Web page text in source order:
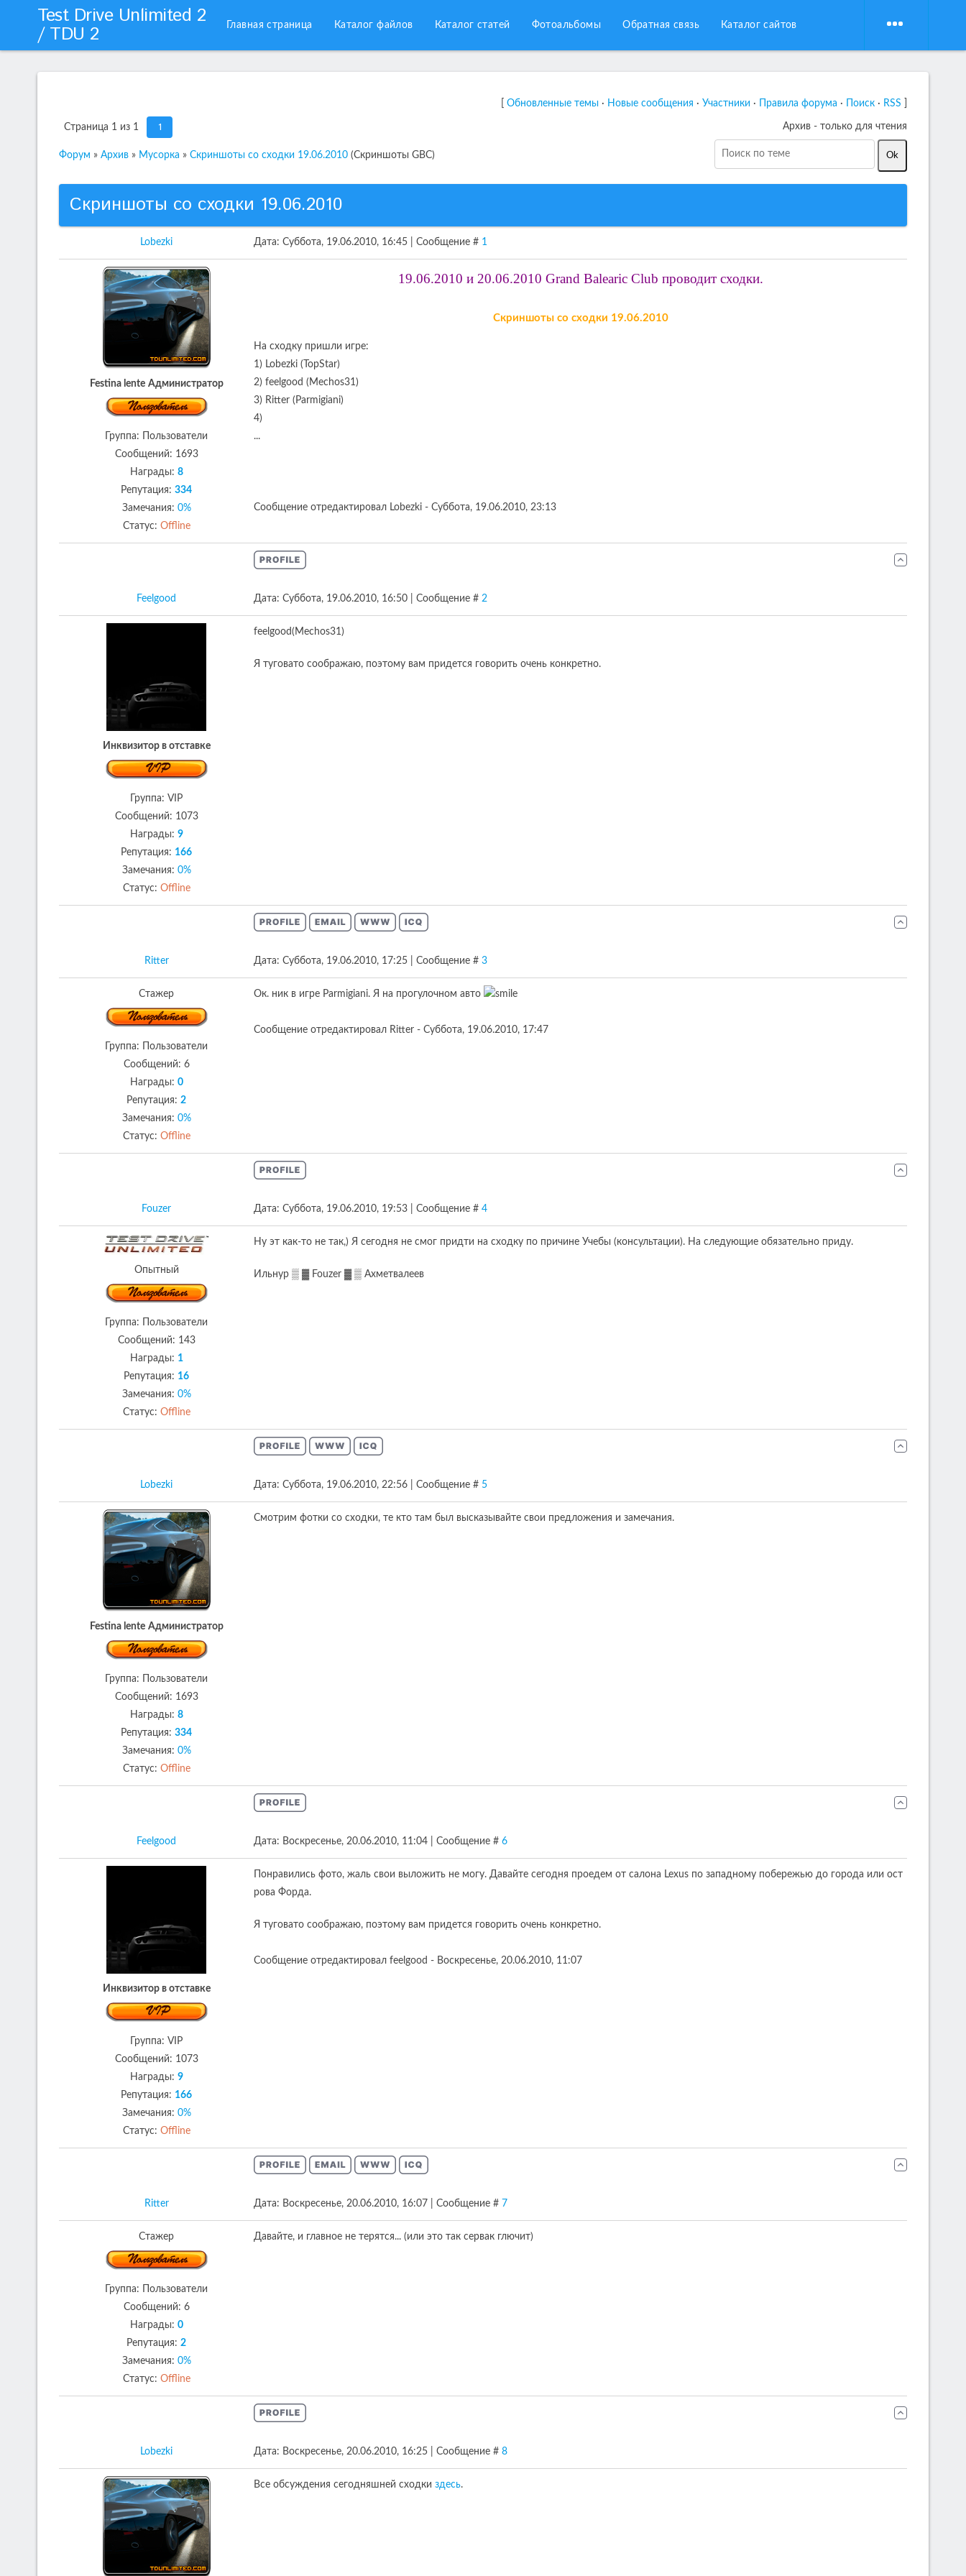
Test Drive Unlimited 2
/ TDU 2 Главная страница Каталог файлов Каталог статей Фотоальбомы Обратная связь Каталог сайтов
Обновленные темы · Новые сообщения · Участники · Правила форума · Поиск · RSS
Страница 1 из 1 1 Архив - только для чтения
Форум » Архив » Мусорка » Скриншоты со сходки 19.06.2010 (Скриншоты GBC)
Скриншоты со сходки 19.06.2010
Lobezki Дата: Суббота, 19.06.2010, 16:45 | Сообщение # 1
Festina lente Администратор
Группа: Пользователи
Сообщений: 1693
Награды: 8
Репутация: 334
Замечания: 0%
Статус: Offline
19.06.2010 и 20.06.2010 Grand Balearic Club проводит сходки.
Скриншоты со сходки 19.06.2010
На сходку пришли игре:
1) Lobezki (TopStar)
2) feelgood (Mechos31)
3) Ritter (Parmigiani)
4)
...
Сообщение отредактировал Lobezki - Суббота, 19.06.2010, 23:13
Feelgood Дата: Суббота, 19.06.2010, 16:50 | Сообщение # 2
Инквизитор в отставке
Группа: VIP
Сообщений: 1073
Награды: 9
Репутация: 166
Замечания: 0%
Статус: Offline
feelgood(Mechos31)
Я туговато соображаю, поэтому вам придется говорить очень конкретно.
Ritter Дата: Суббота, 19.06.2010, 17:25 | Сообщение # 3
Стажер
Группа: Пользователи
Сообщений: 6
Награды: 0
Репутация: 2
Замечания: 0%
Статус: Offline
Ок. ник в игре Parmigiani. Я на прогулочном авто
Сообщение отредактировал Ritter - Суббота, 19.06.2010, 17:47
Fouzer Дата: Суббота, 19.06.2010, 19:53 | Сообщение # 4
Опытный
Группа: Пользователи
Сообщений: 143
Награды: 1
Репутация: 16
Замечания: 0%
Статус: Offline
Ну эт как-то не так,) Я сегодня не смог придти на сходку по причине Учебы (консультации). На следующие обязательно приду.
Ильнур ▒ ▓ Fouzer ▓ ▒ Ахметвалеев
Lobezki Дата: Суббота, 19.06.2010, 22:56 | Сообщение # 5
Festina lente Администратор
Группа: Пользователи
Сообщений: 1693
Награды: 8
Репутация: 334
Замечания: 0%
Статус: Offline
Смотрим фотки со сходки, те кто там был высказывайте свои предложения и замечания.
Feelgood Дата: Воскресенье, 20.06.2010, 11:04 | Сообщение # 6
Инквизитор в отставке
Группа: VIP
Сообщений: 1073
Награды: 9
Репутация: 166
Замечания: 0%
Статус: Offline
Понравились фото, жаль свои выложить не могу. Давайте сегодня проедем от салона Lexus по западному побережью до города или ост
рова Форда.
Я туговато соображаю, поэтому вам придется говорить очень конкретно.
Сообщение отредактировал feelgood - Воскресенье, 20.06.2010, 11:07
Ritter Дата: Воскресенье, 20.06.2010, 16:07 | Сообщение # 7
Стажер
Группа: Пользователи
Сообщений: 6
Награды: 0
Репутация: 2
Замечания: 0%
Статус: Offline
Давайте, и главное не терятся... (или это так сервак глючит)
Lobezki Дата: Воскресенье, 20.06.2010, 16:25 | Сообщение # 8
Все обсуждения сегодняшней сходки здесь.